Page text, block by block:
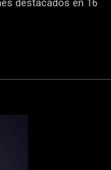
destacados en 16